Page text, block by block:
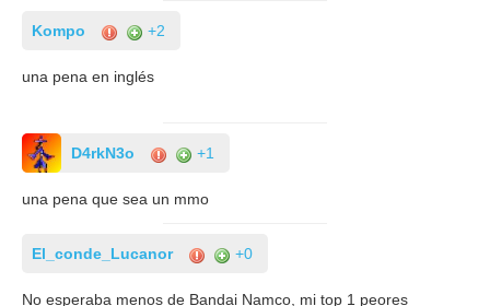
Kompo +2
una pena en inglés
D4rkN3o +1
una pena que sea un mmo
El_conde_Lucanor +0
No esperaba menos de Bandai Namco, mi top 1 peores